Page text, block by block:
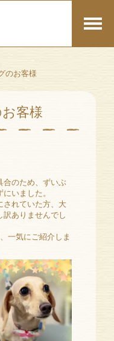
のお客様
客様
合のため、ずいぶ
いました。
されていた方、大
訳ありませんでし
一気にご紹介しま